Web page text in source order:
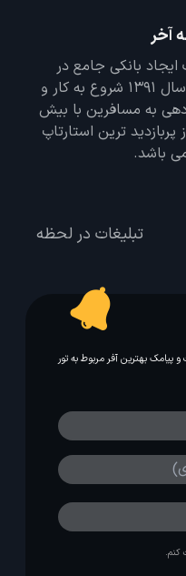
آخر
بانکی جامع در
تمامی زمینه های گردشگری در سال 1391 شروع به کار و
سرویس دهی به مسافرین با بیش
ترین استارتاپ
باشد.
تبلیغات در لحظه
بهترین آفر مربوط به تور
کنم.